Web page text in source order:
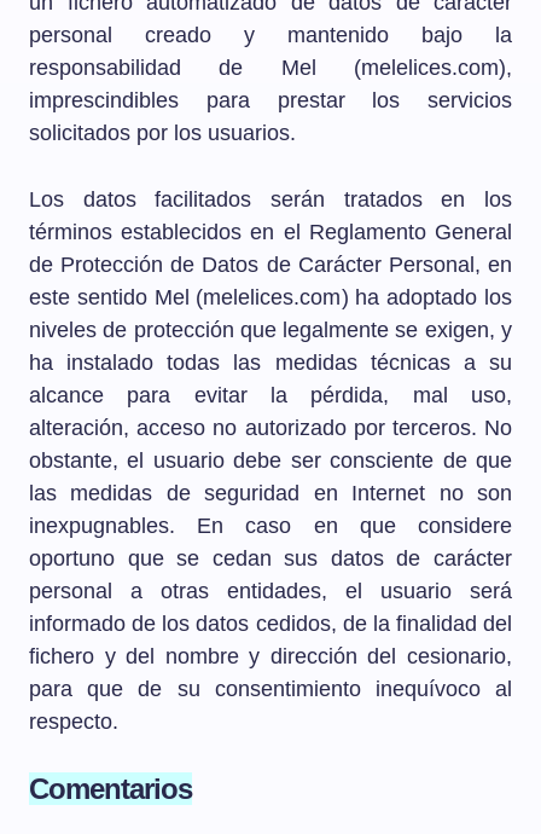
personal creado y mantenido bajo la
responsabilidad de Mel (melelices.com),
imprescindibles para prestar los servicios
solicitados por los usuarios.
Los datos facilitados serán tratados en los
términos establecidos en el Reglamento General
de Protección de Datos de Carácter Personal, en
este sentido Mel (melelices.com) ha adoptado los
niveles de protección que legalmente se exigen, y
ha instalado todas las medidas técnicas a su
alcance para evitar la pérdida, mal uso,
alteración, acceso no autorizado por terceros. No
obstante, el usuario debe ser consciente de que
las medidas de seguridad en Internet no son
inexpugnables. En caso en que considere
oportuno que se cedan sus datos de carácter
personal a otras entidades, el usuario será
informado de los datos cedidos, de la finalidad del
fichero y del nombre y dirección del cesionario,
para que de su consentimiento inequívoco al
respecto.
Comentarios